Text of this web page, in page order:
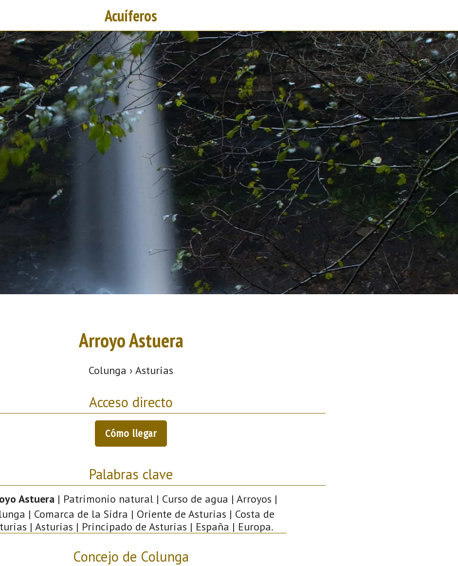
Acuíferos
Arroyo Astuera
Colunga › Asturias
Acceso directo
Cómo llegar
Palabras clave
Astuera| Patrimonio natural | Curso de agua | Arroyos |
| Comarca de la Sidra | Oriente de Asturias | Costa de
| Asturias | Principado de Asturias | España | Europa.
Concejo de Colunga